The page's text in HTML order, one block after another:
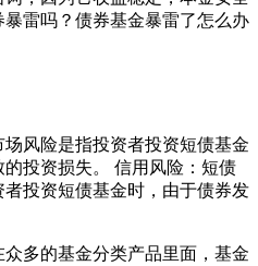
雷吗？债券基金暴雷了怎么办
风险是指投资者投资短债基金
投资损失。 信用风险：短债
投资短债基金时，由于债券发
多的基金分类产品里面，基金